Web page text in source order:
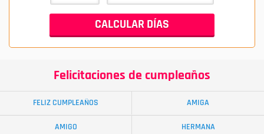
Felicitaciones de cumpleaños
FELIZ CUMPLEAÑOS AMIGA
AMIGO HERMANA